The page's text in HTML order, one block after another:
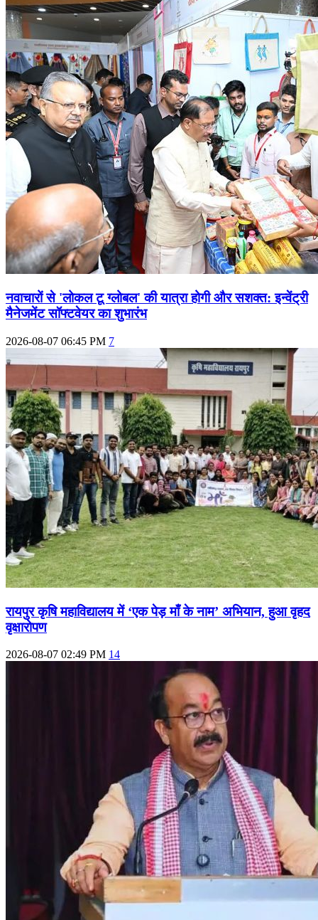
नवाचारों से 'लोकल टू ग्लोबल' की यात्रा होगी और सशक्त: इन्वेंट्री
मैनेजमेंट सॉफ्टवेयर का शुभारंभ
2026-08-07 06:45 PM 7
रायपुर कृषि महाविद्यालय में ‘एक पेड़ माँ के नाम’ अभियान, हुआ वृहद
वृक्षारोपण
2026-08-07 02:49 PM 14